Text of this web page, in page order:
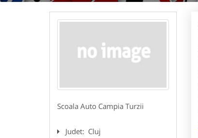
Scoala Auto Campia Turzii
Judet: Cluj